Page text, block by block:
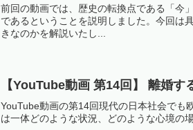
前回の動画では、歴史の転換点である「今
であるということを説明しました。今回は
きなのかを解説いたし...
【YouTube動画 第14回】 離婚す
YouTube動画の第14回現代の日本社会でも
は一体どのような状況、どのような心境の場